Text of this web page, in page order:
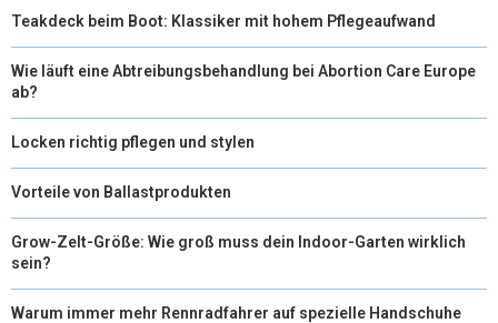
Teakdeck beim Boot: Klassiker mit hohem Pflegeaufwand
Wie läuft eine Abtreibungsbehandlung bei Abortion Care Europe
ab?
Locken richtig pflegen und stylen
Vorteile von Ballastprodukten
Grow-Zelt-Größe: Wie groß muss dein Indoor-Garten wirklich
sein?
Warum immer mehr Rennradfahrer auf spezielle Handschuhe